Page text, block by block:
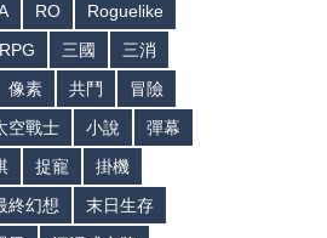
RO
Roguelike
三國
三消
像素 共鬥
冒險
空戰士 小說
彈幕
捉寵
掛機
終幻想
末日生存